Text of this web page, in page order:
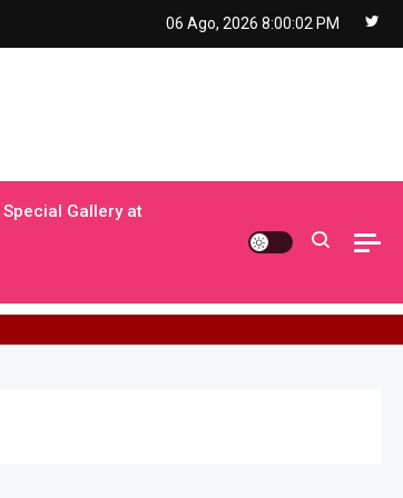
06 Ago, 2026 8:00:03 PM
Gallery at